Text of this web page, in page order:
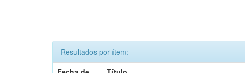
Resultados por ítem: